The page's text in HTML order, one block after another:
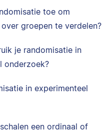
toe om
groepen te verdelen?
je randomisatie in
onderzoek?
in experimenteel
een ordinaal of